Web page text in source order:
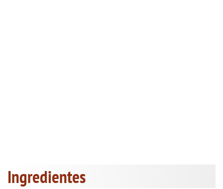
Ingredientes